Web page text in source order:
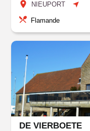
NIEUPORT
Flamande
DE VIERBOETE